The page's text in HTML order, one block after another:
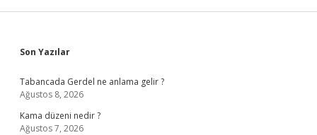
Sidebar
Son Yazılar
Tabancada Gerdel ne anlama gelir ?
Ağustos 8, 2026
Kama düzeni nedir ?
Ağustos 7, 2026